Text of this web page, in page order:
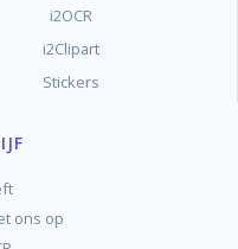
i2OCR
i2Clipart
Stickers
ons op